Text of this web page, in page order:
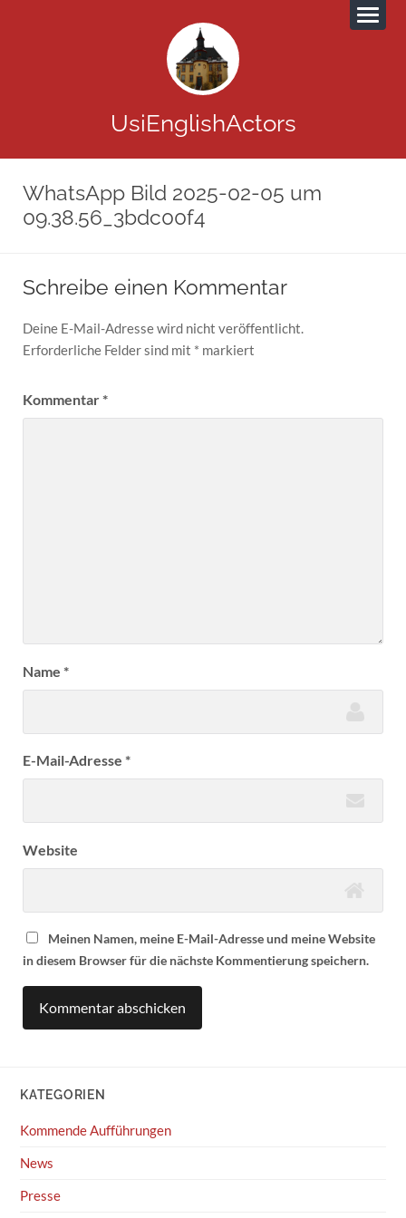
UsiEnglishActors
WhatsApp Bild 2025-02-05 um
09.38.56_3bdc00f4
Schreibe einen Kommentar
Deine E-Mail-Adresse wird nicht veröffentlicht.
Erforderliche Felder sind mit * markiert
Kommentar*
Name *
E-Mail-Adresse *
Website
Meinen Namen, meine E-Mail-Adresse und meine Website
in diesem Browser für die nächste Kommentierung speichern.
KATEGORIEN
Kommende Aufführungen
News
Presse